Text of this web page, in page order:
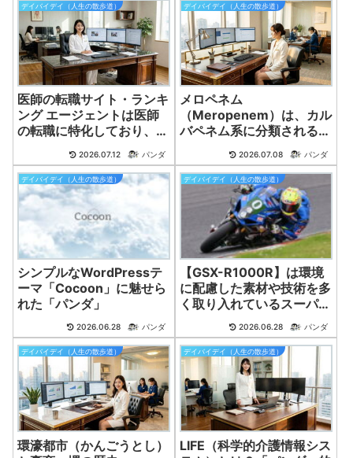
デイバイデイ（人生の散歩道）
医師の転職サイト・ランキ
ング エージェントは医師
の転職に特化しており、業
界の知識や経験を活かして
最適な求人を紹介してくれ
ます。
2026.07.12 パンダ
デイバイデイ（人生の散歩道）
メロペネム
（Meropenem）は、カル
バペネム系に分類される強
力な注射用抗菌薬（抗生物
質）です。
2026.07.08 パンダ
デイバイデイ（人生の散歩道）
シンプルなWordPressテ
ーマ「Cocoon」に魅せら
れた「パンダ」
2026.06.28 パンダ
デイバイデイ（人生の散歩道）
【GSX-R1000R】は環境
に配慮した素材や技術を多
く取り入れているスーパー
2026.06.28 パンダ
デイバイデイ（人生の散歩道）
環濠都市（かんごうとし）
デイバイデイ（人生の散歩道）
LIFE（科学的介護情報シス